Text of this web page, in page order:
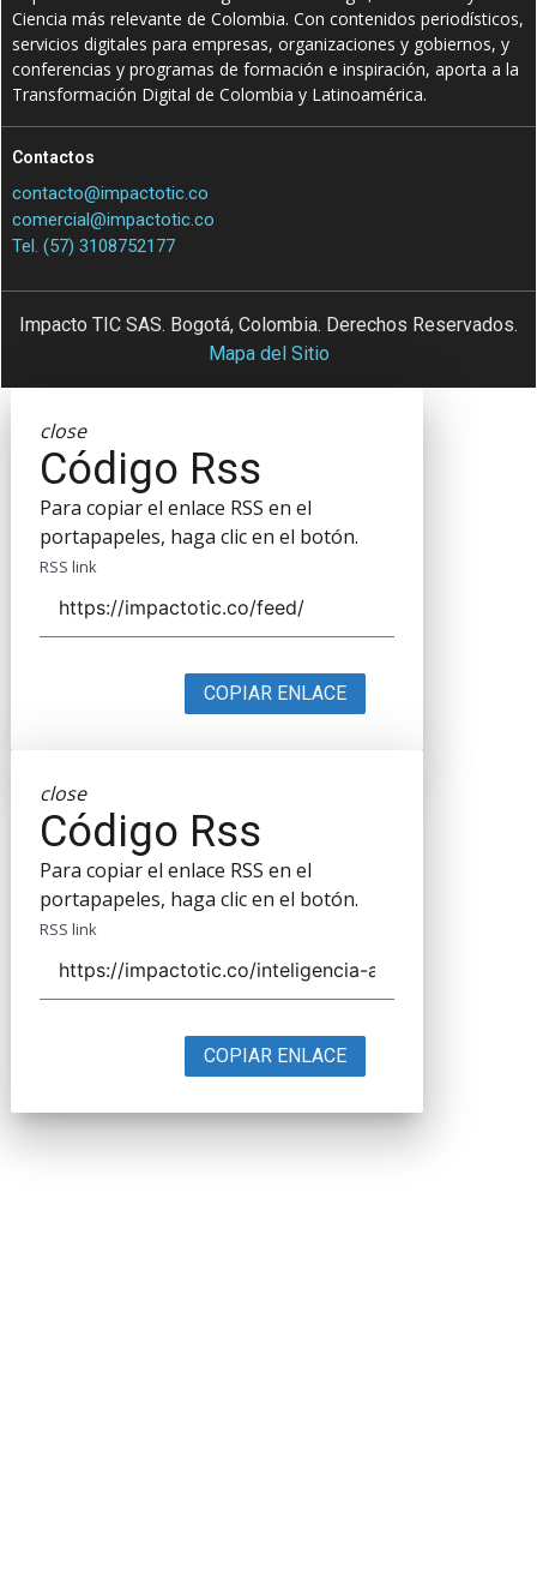
Ciencia más relevante de Colombia. Con contenidos periodísticos,
servicios digitales para empresas, organizaciones y gobiernos, y
conferencias y programas de formación e inspiración, aporta a la
Transformación Digital de Colombia y Latinoamérica.
Contactos
contacto@impactotic.co
comercial@impactotic.co
Tel. (57) 3108752177
Impacto TIC SAS. Bogotá, Colombia. Derechos Reservados.
Mapa del Sitio
close
Código Rss
Para copiar el enlace RSS en el
portapapeles, haga clic en el botón.
RSS link
COPIAR ENLACE
close
Código Rss
Para copiar el enlace RSS en el
portapapeles, haga clic en el botón.
RSS link
COPIAR ENLACE